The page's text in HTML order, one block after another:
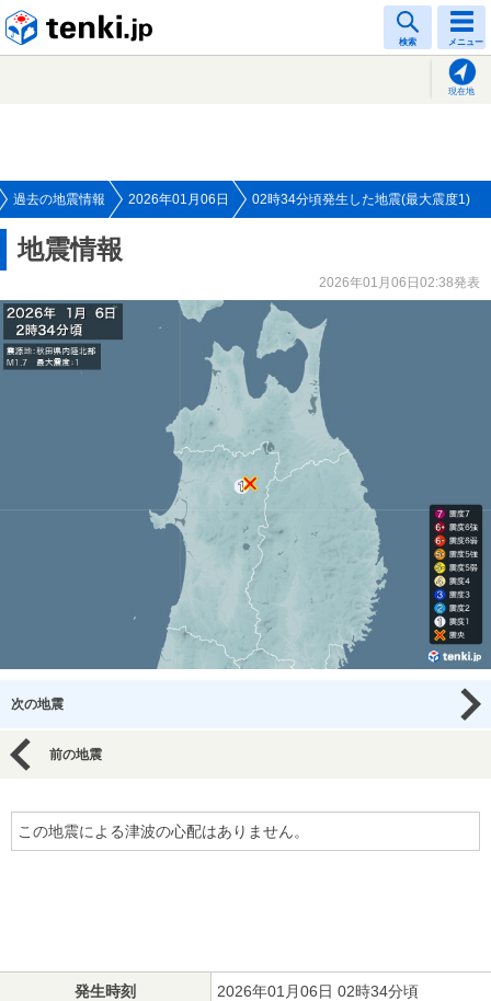
検索 メニュー
現在地
過去の地震情報 2026年01月06日 02時34分頃発生した地震(最大震度1)
地震情報
2026年01月06日02:38発表
次の地震
前の地震
この地震による津波の心配はありません。
発生時刻 2026年01月06日 02時34分頃